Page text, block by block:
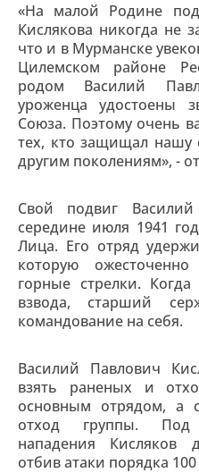
«На малой Родине
Кислякова никогда не
что и в Мурманске
Цилемском районе
родом Василий
уроженца удостоены
Союза. Поэтому очень
тех, кто защищал нашу
другим поколениям», -
Свой подвиг
середине июля 1941
Лица. Его отряд
которую
горные стрелки.
взвода, старший
командование на себя.
Василий Павлович
взять раненых и
основным отрядом, а
отход группы. Под
нападения Кисляков
отбив атаки порядка